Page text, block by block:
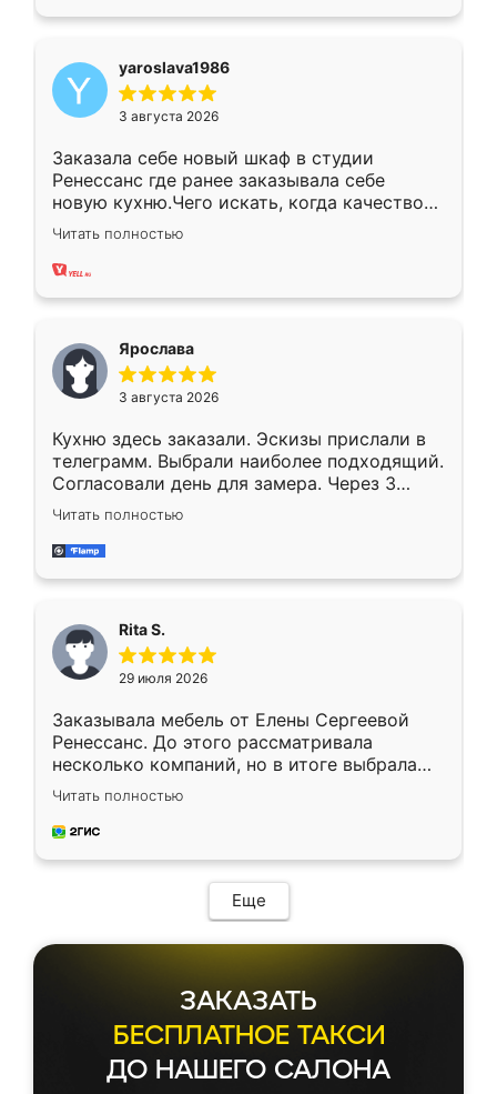
yaroslava1986
3 августа 2026
Заказала себе новый шкаф в студии
Ренессанс где ранее заказывала себе
новую кухню.Чего искать, когда качеством
вполне довольна. Служит кухня уже почти
два года, нареканий нет.
Читать полностью
Ярослава
3 августа 2026
Кухню здесь заказали. Эскизы прислали в
телеграмм. Выбрали наиболее подходящий.
Согласовали день для замера. Через 3
недели кухня была уже готова. Остались
довольны работой. Спасибо Ренессанс
мебель за качественную работу!
Читать полностью
Rita S.
29 июля 2026
Заказывала мебель от Елены Сергеевой
Ренессанс. До этого рассматривала
несколько компаний, но в итоге выбрала
эту. Сначала обговорили условия, потом
приехал замерщик, всё спокойно объяснил
и снял размеры. Изготовили в срок, с
мебель сразу встала на свое место без
каких-либо доработок. Качеством осталась
довольна, все выглядит так, как и ожидала.
Читать полностью
Еще
ЗАКАЗАТЬ
БЕСПЛАТНОЕ ТАКСИ
ДО НАШЕГО САЛОНА